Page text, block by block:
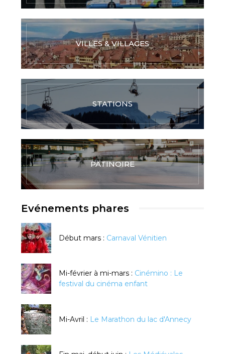
VILLES & VILLAGES
STATIONS
PATINOIRE
Evénements phares
Début mars : Carnaval Vénitien
Mi-février à mi-mars : Cinémino : Le
festival du cinéma enfant
Mi-Avril : Le Marathon du lac d'Annecy